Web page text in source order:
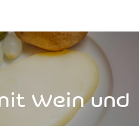
Wein und